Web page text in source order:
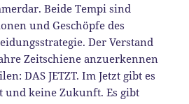
Beide Tempi sind
und Geschöpfe des
Der Verstand
Zeitschiene anzuerkennen
DAS JETZT. Im Jetzt gibt es
und keine Zukunft. Es gibt